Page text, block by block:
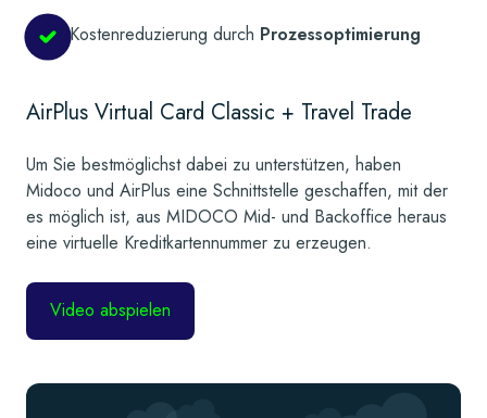
Kostenreduzierung durch Prozessoptimierung
AirPlus Virtual Card Classic + Travel Trade
Um Sie bestmöglichst dabei zu unterstützen, haben
Midoco und AirPlus eine Schnittstelle geschaffen, mit der
es möglich ist, aus MIDOCO Mid- und Backoffice heraus
eine virtuelle Kreditkartennummer zu erzeugen.
Video abspielen